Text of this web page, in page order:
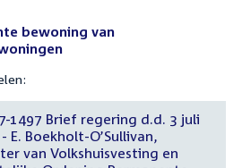
bewoning van
1497 Brief regering d.d. 3 juli
E. Boekholt-O’Sullivan,
van Volkshuisvesting en